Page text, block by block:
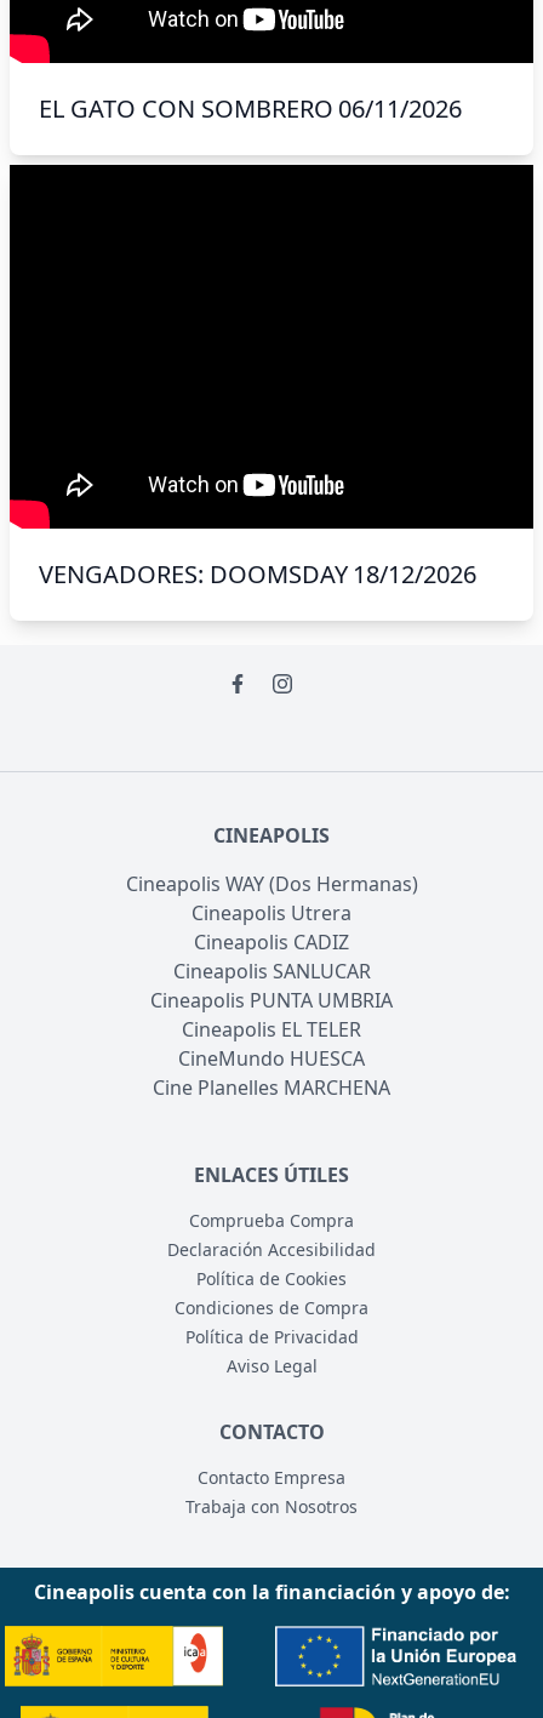
EL GATO CON SOMBRERO 06/11/2026
VENGADORES: DOOMSDAY 18/12/2026
CINEAPOLIS
Cineapolis WAY (Dos Hermanas)
Cineapolis Utrera
Cineapolis CADIZ
Cineapolis SANLUCAR
Cineapolis PUNTA UMBRIA
Cineapolis EL TELER
CineMundo HUESCA
Cine Planelles MARCHENA
ENLACES ÚTILES
Comprueba Compra
Declaración Accesibilidad
Política de Cookies
Condiciones de Compra
Política de Privacidad
Aviso Legal
CONTACTO
Contacto Empresa
Trabaja con Nosotros
Cineapolis cuenta con la financiación y apoyo de: